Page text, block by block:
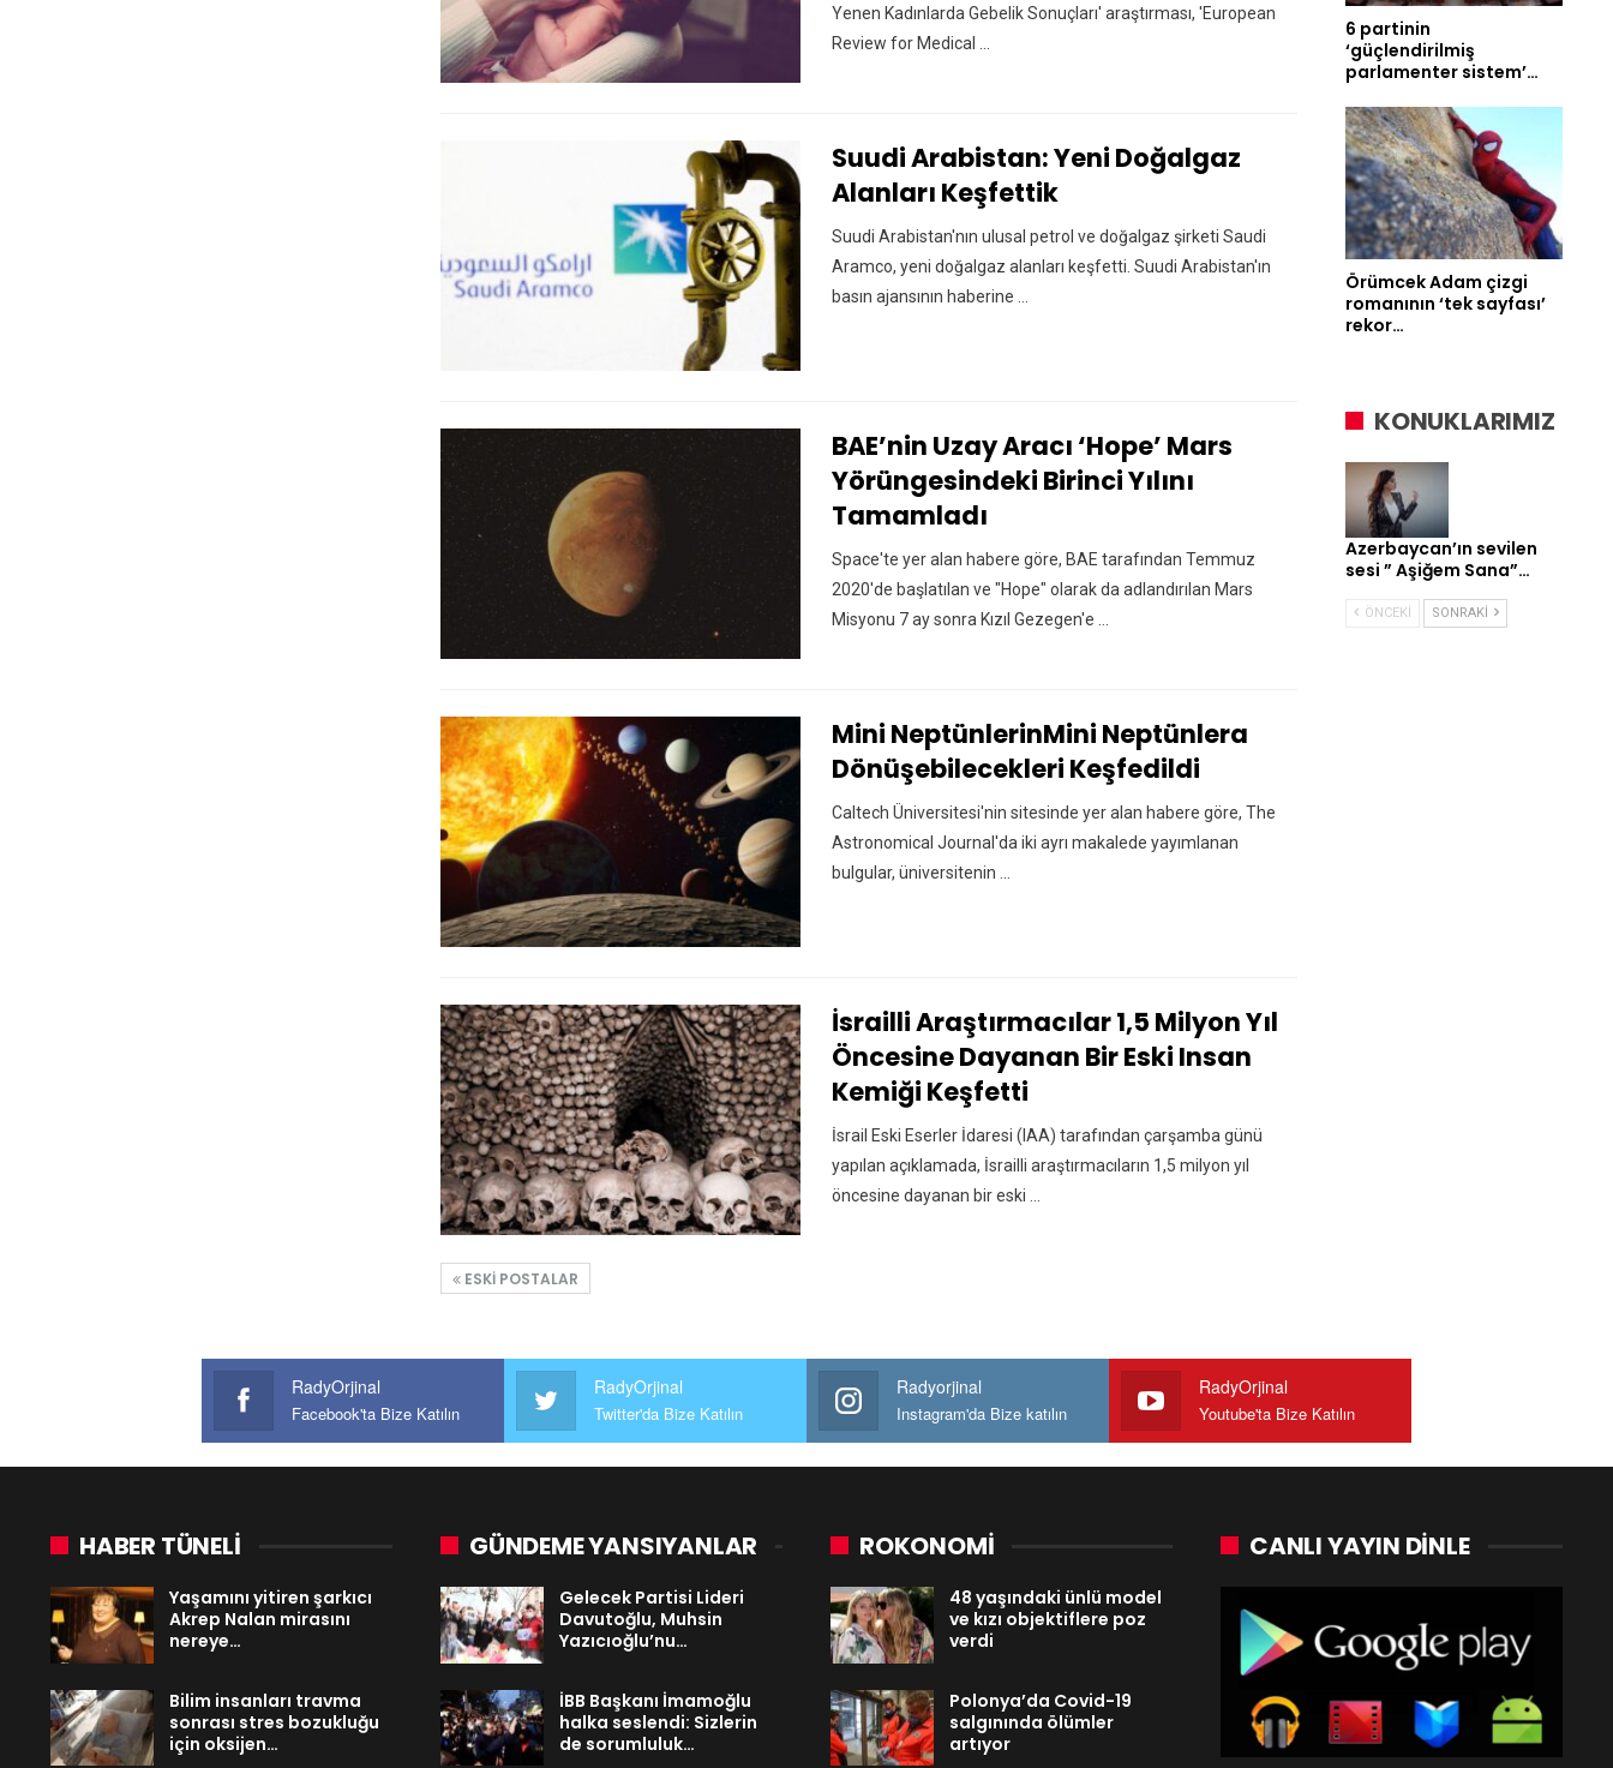
Yenen Kadınlarda Gebelik Sonuçları' araştırması, 'European
Review for Medical ...
Suudi Arabistan: Yeni Doğalgaz
Alanları Keşfettik
Suudi Arabistan'nın ulusal petrol ve doğalgaz şirketi Saudi
Aramco, yeni doğalgaz alanları keşfetti. Suudi Arabistan'ın
basın ajansının haberine ...
BAE’nin Uzay Aracı ‘Hope’ Mars
Yörüngesindeki Birinci Yılını
Tamamladı
Space'te yer alan habere göre, BAE tarafından Temmuz
2020'de başlatılan ve "Hope" olarak da adlandırılan Mars
Misyonu 7 ay sonra Kızıl Gezegen'e ...
Mini NeptünlerinMini Neptünlera
Dönüşebilecekleri Keşfedildi
Caltech Üniversitesi'nin sitesinde yer alan habere göre, The
Astronomical Journal'da iki ayrı makalede yayımlanan
bulgular, üniversitenin ...
İsrailli Araştırmacılar 1,5 Milyon Yıl
Öncesine Dayanan Bir Eski Insan
Kemiği Keşfetti
İsrail Eski Eserler İdaresi (IAA) tarafından çarşamba günü
yapılan açıklamada, İsrailli araştırmacıların 1,5 milyon yıl
öncesine dayanan bir eski ...
ESKI POSTALAR
6 partinin
‘güçlendirilmiş
parlamenter sistem’…
Örümcek Adam çizgi
romanının ‘tek sayfası’
rekor…
KONUKLARIMIZ
Azerbaycan’ın sevilen
sesi ” Aşiğem Sana”…
ÖNCEKI SONRAKI
RadyOrjinal
Facebook'ta Bize Katılın
RadyOrjinal
Twitter'da Bize Katılın
Radyorjinal
Instagram'da Bize katılın
RadyOrjinal
Youtube'ta Bize Katılın
HABER TÜNELİ
Yaşamını yitiren şarkıcı
Akrep Nalan mirasını
nereye…
Bilim insanları travma
sonrası stres bozukluğu
için oksijen…
GÜNDEME YANSIYANLAR
Gelecek Partisi Lideri
Davutoğlu, Muhsin
Yazıcıoğlu’nu…
İBB Başkanı İmamoğlu
halka seslendi: Sizlerin
de sorumluluk…
ROKONOMİ
48 yaşındaki ünlü model
ve kızı objektiflere poz
verdi
Polonya’da Covid-19
salgınında ölümler
artıyor
CANLI YAYIN DINLE